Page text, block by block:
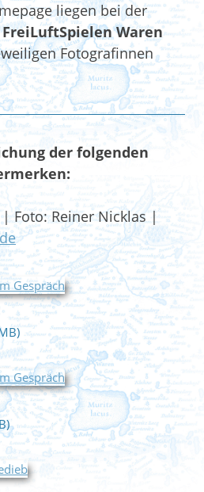
liegen bei der
Waren
Fotografinnen
der folgenden
Foto: Reiner Nicklas |